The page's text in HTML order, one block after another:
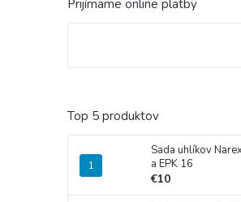
Prijímame online platby
Top 5 produktov
Sada uhlíkov
a EPK 16
€10